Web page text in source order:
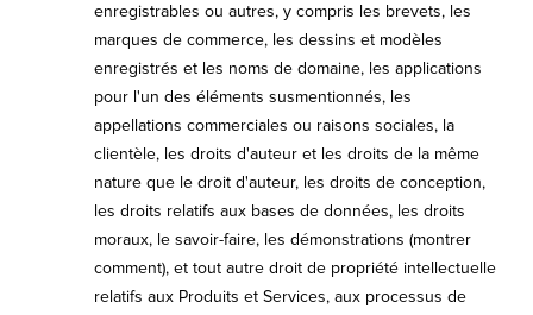
enregistrables ou autres, y compris les brevets, les
marques de commerce, les dessins et modèles
enregistrés et les noms de domaine, les applications
pour l'un des éléments susmentionnés, les
appellations commerciales ou raisons sociales, la
clientèle, les droits d'auteur et les droits de la même
nature que le droit d'auteur, les droits de conception,
les droits relatifs aux bases de données, les droits
moraux, le savoir-faire, les démonstrations (montrer
comment), et tout autre droit de propriété intellectuelle
relatifs aux Produits et Services, aux processus de